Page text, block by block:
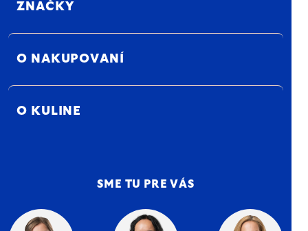
ZNAČKY
O NAKUPOVANÍ
O KULINE
SME TU PRE VÁS